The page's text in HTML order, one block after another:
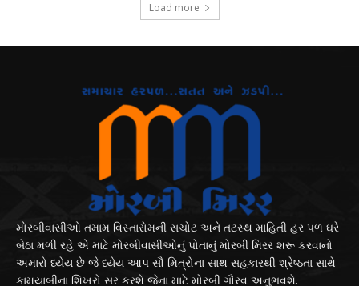
Load more
મોરબીવાસીઓ તમામ વિસ્તારોમની સચોટ અને તટસ્થ માહિતી હર પળ ઘરે
બેઠા મળી રહે એ માટે મોરબીવાસીઓનું પોતાનું મોરબી મિરર શરૂ કરવાનો
અમારો ધ્યેય છે જે ધ્યેય આપ સૌ મિત્રોના સાથ સહકારથી શ્રેષ્ઠતા સાથે
કામયાબીના શિખરો સર કરશે જેના માટે મોરબી ગૌરવ અનુભવશે.